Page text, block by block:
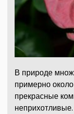
В природе
примерно
прекрасные